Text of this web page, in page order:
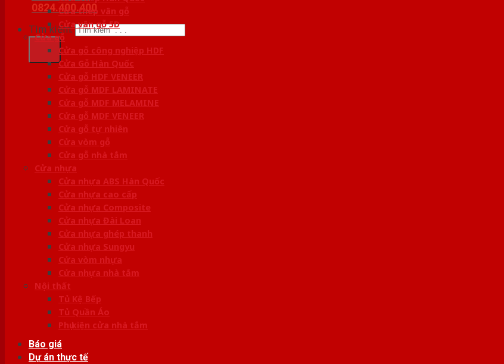
0824.400.400
Tìm kiếm:
Cửa thép vân gỗ
Cửa vân gỗ 5D
Cửa gỗ
Cửa gỗ công nghiệp HDF
Cửa Gỗ Hàn Quốc
Cửa gỗ HDF VENEER
Cửa gỗ MDF LAMINATE
Cửa gỗ MDF MELAMINE
Cửa gỗ MDF VENEER
Cửa gỗ tự nhiên
Cửa vòm gỗ
Cửa gỗ nhà tắm
Cửa nhựa
Cửa nhựa ABS Hàn Quốc
Cửa nhựa cao cấp
Cửa nhựa Composite
Cửa nhựa Đài Loan
Cửa nhựa ghép thanh
Cửa nhựa Sungyu
Cửa vòm nhựa
Cửa nhựa nhà tắm
Nội thất
Tủ Kệ Bếp
Tủ Quần Áo
Phụ kiện cửa nhà tắm
Báo giá
Dự án thực tế